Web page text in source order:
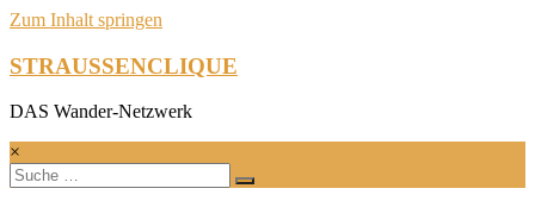
Zum Inhalt springen
STRAUSSENCLIQUE
DAS Wander-Netzwerk
×